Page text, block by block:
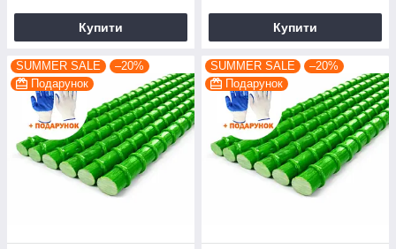
Купити Купити
SUMMER SALE
–20%
Подарунок
SUMMER SALE
–20%
Подарунок